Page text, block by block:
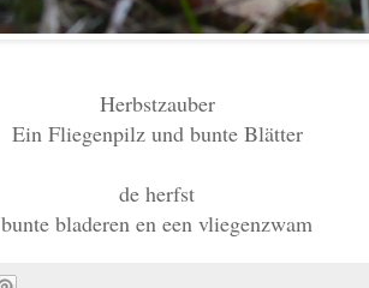
Herbstzauber
Ein Fliegenpilz und bunte Blätter
de herfst
bunte bladeren en een vliegenzwam